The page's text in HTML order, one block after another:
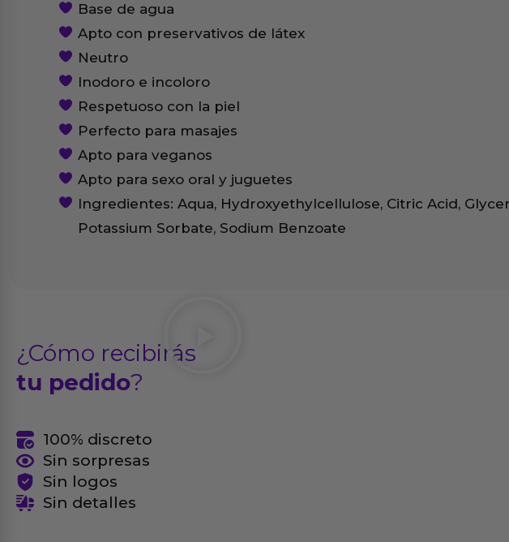
Base de agua
Apto con preservativos de látex
Neutro
Inodoro e incoloro
Respetuoso con la piel
Perfecto para masajes
Apto para veganos
Apto para sexo oral y juguetes
Ingredientes: Aqua, Hydroxyethylcellulose, Citric Acid,
Potassium Sorbate, Sodium Benzoate
¿Cómo recibirás
tu pedido?
100% discreto
Sin sorpresas
Sin logos
Sin detalles